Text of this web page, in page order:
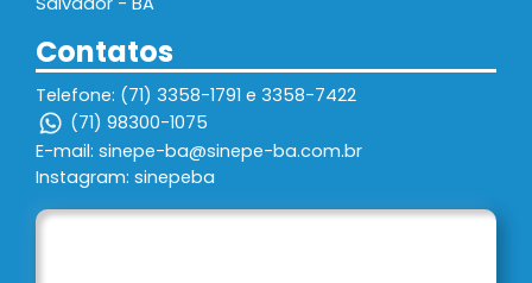
Contatos
Telefone: (71) 3358-1791 e 3358-7422
(71) 98300-1075
E-mail: sinepe-ba@sinepe-ba.com.br
Instagram: sinepeba